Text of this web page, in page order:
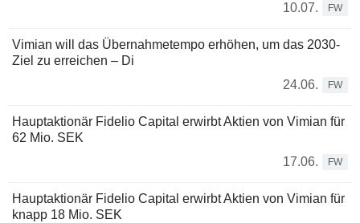
10.07.
FW
Vimian will das Übernahmetempo erhöhen, um das 2030-
Ziel zu erreichen – Di
24.06.
FW
Hauptaktionär Fidelio Capital erwirbt Aktien von Vimian für
62 Mio. SEK
17.06.
FW
Hauptaktionär Fidelio Capital erwirbt Aktien von Vimian für
knapp 18 Mio. SEK